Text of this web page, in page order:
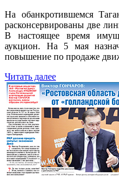
На обанкротившемся
расконсервированы две
В настоящее время
аукцион. На 5 мая
повышение по продаже
Читать далее